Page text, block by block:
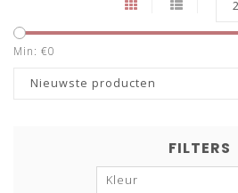
Min: €0
Nieuwste producten
FILTERS
Kleur